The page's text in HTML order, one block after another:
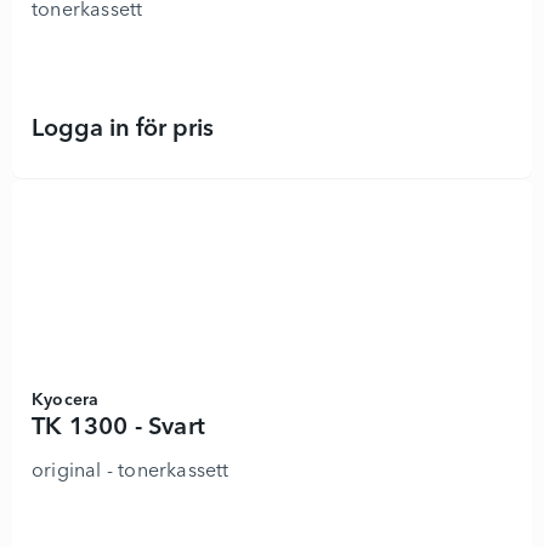
tonerkassett
Logga in för prisSvart - original - 8890675 - Lägg i
Kyocera
TK 1300 - Svart
original - tonerkassett